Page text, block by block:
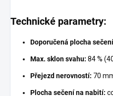
Technické parametry:
Doporučená plocha
Max. sklon svahu: 84 %
Přejezd nerovností: 70
Plocha sečení na nabití: